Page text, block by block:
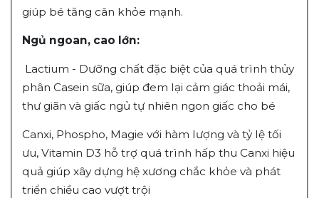
giúp bé tăng cân khỏe mạnh.
Ngủ ngoan, cao lớn:
Lactium - Dưỡng chất đặc biệt của quá trình thủy
phân Casein sữa, giúp đem lại cảm giác thoải mái,
thư giãn và giấc ngủ tự nhiên ngon giấc cho bé
Canxi, Phospho, Magie với hàm lượng và tỷ lệ tối
ưu, Vitamin D3 hỗ trợ quá trình hấp thu Canxi hiệu
quả giúp xây dựng hệ xương chắc khỏe và phát
triển chiều cao vượt trội